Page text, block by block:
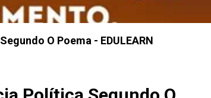
O Poema - EDULEARN